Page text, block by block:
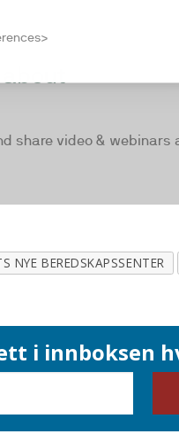
NYE BEREDSKAPSSENTER
i innboksen